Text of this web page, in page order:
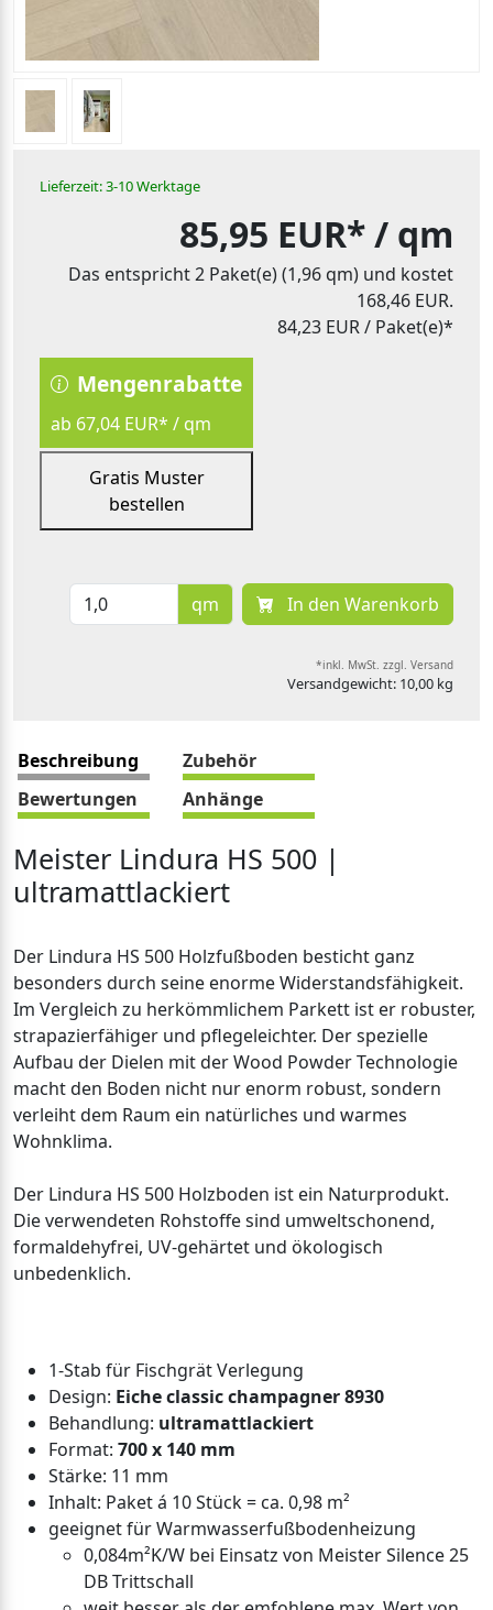
Lieferzeit: 3-10 Werktage
85,95 EUR*/ qm
Das entspricht 2 Paket(e) (1,96 qm) und kostet
168,46 EUR.
84,23 EUR/ Paket(e)*
Mengenrabatte
ab 67,04 EUR* / qm
Gratis Muster
bestellen
qm In den Warenkorb
*inkl. MwSt. zzgl. Versand
Versandgewicht: 10,00 kg
Beschreibung
Zubehör
Bewertungen
Anhänge
Meister Lindura HS 500 |
ultramattlackiert
Der Lindura HS 500 Holzfußboden besticht ganz
besonders durch seine enorme Widerstandsfähigkeit.
Im Vergleich zu herkömmlichem Parkett ist er robuster,
strapazierfähiger und pflegeleichter. Der spezielle
Aufbau der Dielen mit der Wood Powder Technologie
macht den Boden nicht nur enorm robust, sondern
verleiht dem Raum ein natürliches und warmes
Wohnklima.
Der Lindura HS 500 Holzboden ist ein Naturprodukt.
Die verwendeten Rohstoffe sind umweltschonend,
formaldehyfrei, UV-gehärtet und ökologisch
unbedenklich.
1-Stab für Fischgrät Verlegung
Design: Eiche classic champagner 8930
Behandlung: ultramattlackiert
Format: 700 x 140 mm
Stärke: 11 mm
Inhalt: Paket á 10 Stück = ca. 0,98 m²
geeignet für Warmwasserfußbodenheizung
0,084m²K/W bei Einsatz von Meister Silence 25
DB Trittschall